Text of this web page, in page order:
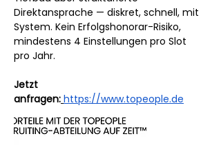
Direktansprache — diskret, schnell, mit
System. Kein Erfolgshonorar-Risiko,
mindestens 4 Einstellungen pro Slot
pro Jahr.
Jetzt
anfragen: https://www.topeople.de